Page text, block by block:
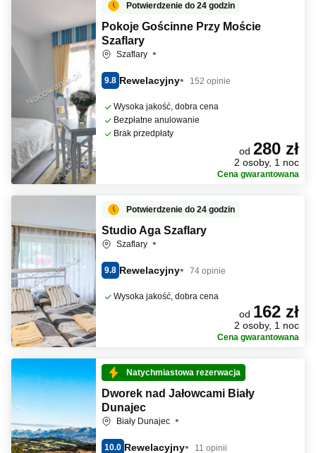
Potwierdzenie do 24 godzin
Pokoje Gościnne Przy Moście
Szaflary
Szaflary
9.8 Rewelacyjny 152 opinie
Wysoka jakość, dobra cena
Bezpłatne anulowanie
Brak przedpłaty
od 280 zł
2 osoby, 1 noc
Cena gwarantowana
Potwierdzenie do 24 godzin
Studio Aga Szaflary
Szaflary
9.8 Rewelacyjny 74 opinie
Wysoka jakość, dobra cena
od 162 zł
2 osoby, 1 noc
Cena gwarantowana
Natychmiastowa rezerwacja
Dworek nad Jałowcami Biały
Dunajec
Biały Dunajec
10.0 Rewelacyjny 11 opinii